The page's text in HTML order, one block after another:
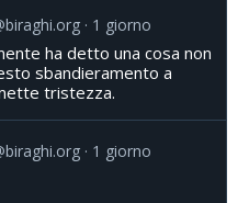
1 giorno
ha detto una cosa non
sbandieramento a
tristezza.
1 giorno